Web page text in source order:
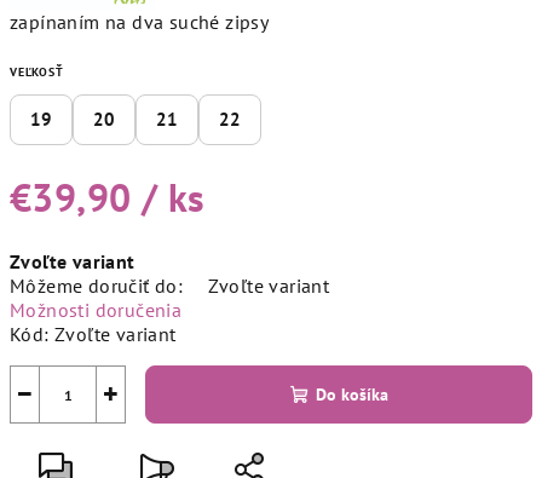
zapínaním na dva suché zipsy
VEĽKOSŤ
19 20 21 22
€39,90 / ks
cena:
Zvoľte variant
Môžeme doručiť do:
Zvoľte variant
Možnosti doručenia
Kód: Zvoľte variant
+
− Do košíka